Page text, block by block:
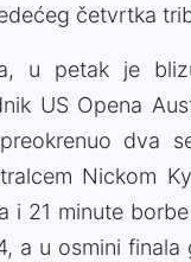
četvrtka
u petak je
US Opena
dva
Nickom
i 21 minute
a u osmini finala